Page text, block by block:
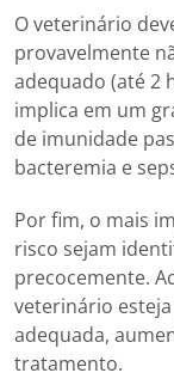
O veterinário
provavelmente
adequado (até 2
implica em um
de imunidade
bacteremia e
Por fim, o mais
risco sejam
precocemente.
veterinário
adequada,
tratamento.